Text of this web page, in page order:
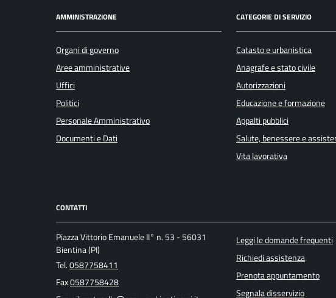
AMMINISTRAZIONE
Organi di governo
Aree amministrative
Uffici
Politici
Personale Amministrativo
Documenti e Dati
CATEGORIE DI SERVIZIO
Catasto e urbanistica
Anagrafe e stato civile
Autorizzazioni
Educazione e formazione
Appalti pubblici
Salute, benessere e
Vita lavorativa
CONTATTI
Piazza Vittorio Emanuele II° n. 53 - 56031
Bientina (PI)
Tel.0587758411
Fax0587758428
Leggi le domande frequenti
Richiedi assistenza
Prenota appuntamento
Segnala disservizio